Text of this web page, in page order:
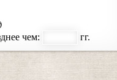
чем: гг.